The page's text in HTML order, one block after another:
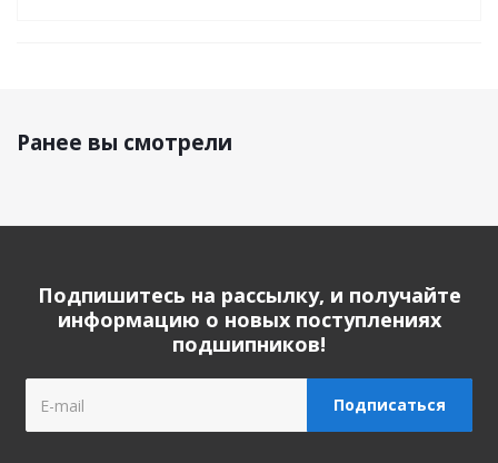
Ранее вы смотрели
Подпишитесь на рассылку, и получайте
информацию о новых поступлениях
подшипников!